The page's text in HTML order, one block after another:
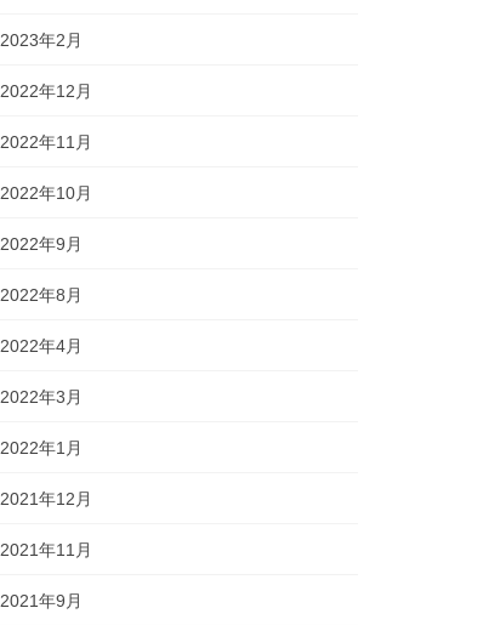
2023年2月
2022年12月
2022年11月
2022年10月
2022年9月
2022年8月
2022年4月
2022年3月
2022年1月
2021年12月
2021年11月
2021年9月